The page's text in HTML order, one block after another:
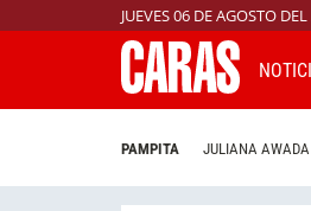
JUEVES 06 DE AGOSTO
PAMPITA JULIANA AWADA